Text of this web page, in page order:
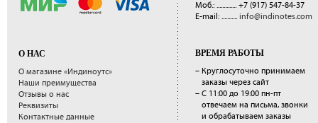
О НАС
О магазине «Индиноутс»
Наши преимущества
Отзывы о нас
Реквизиты
Контактные данные
Моб.: .............. +7 (917) 547-84-37
E-mail: ........... info@indinotes.com
ВРЕМЯ РАБОТЫ
– Круглосуточно принимаем
заказы через сайт
– С 11:00 до 19:00 пн-пт
отвечаем на письма, звонки
и обрабатываем заказы